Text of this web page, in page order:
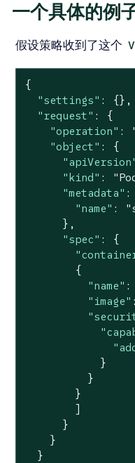
一个具体的例
假设策略收到了这个
{
"settings" : {},
"request" : {
"operation" :
"object" : {
"kind" :
"metadata" :
"name" :
      },
"spec" : {
        {
"name" :
"image"
            }
          }
        }
        ]
      }
    }
  }